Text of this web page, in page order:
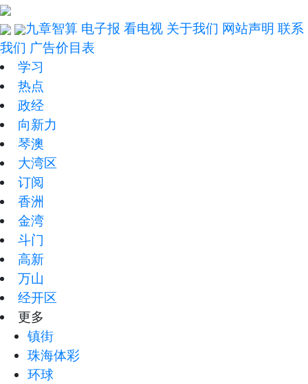
九章智算 电子报 看电视 关于我们 网站声明 联系
我们 广告价目表
学习
热点
政经
向新力
琴澳
大湾区
订阅
香洲
金湾
斗门
高新
万山
经开区
更多
镇街
珠海体彩
环球